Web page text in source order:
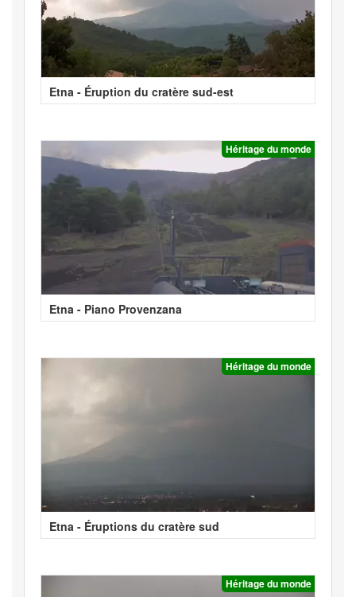
Etna - Éruption du cratère sud-est
Héritage du monde
Etna - Piano Provenzana
Héritage du monde
Etna - Éruptions du cratère sud
Héritage du monde